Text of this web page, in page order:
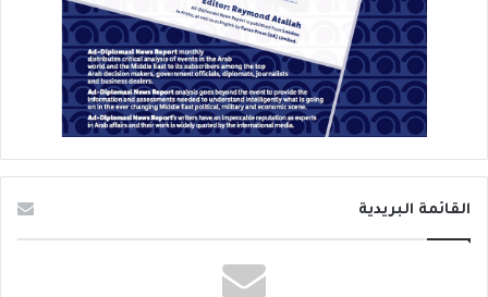
القائمة البريدية